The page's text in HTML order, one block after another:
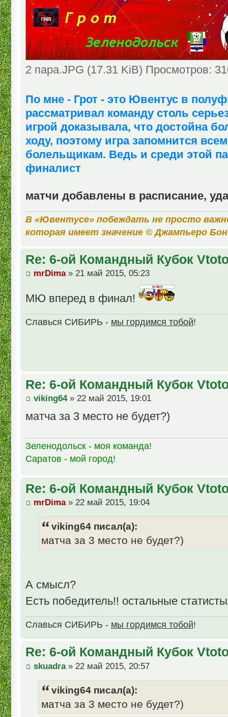
2 пара.JPG (17.31 KiB) Просмотров:
По мне - Грот - это Ювентус в
рассматривал команду столь
игрой доказывала, что достойна
ходу, поэтому игра запомнится
болельщикам. Ведь и среди этой
финалист
матчи добавлены в расписание,
В «Ювентусе» побеждать не просто
которая имеет значение © Джампьеро
Re: 6-ой Командный Кубок
mrDima» 21 май 2015, 05:23
МЮ вперед в финал!
Славься СИБИРЬ - мы гордимся тобой!
Re: 6-ой Командный Кубок
viking64» 22 май 2015, 19:01
матча за 3 место не будет?)
Зеленодольск - моя команда!
Саратов - мой город!
Re: 6-ой Командный Кубок
mrDima» 22 май 2015, 19:04
viking64 писал(а):
матча за 3 место не будет?)
А смысл?
Есть победитель!! остальные
Славься СИБИРЬ - мы гордимся тобой!
Re: 6-ой Командный Кубок
skuadra» 22 май 2015, 20:57
viking64 писал(а):
матча за 3 место не будет?)